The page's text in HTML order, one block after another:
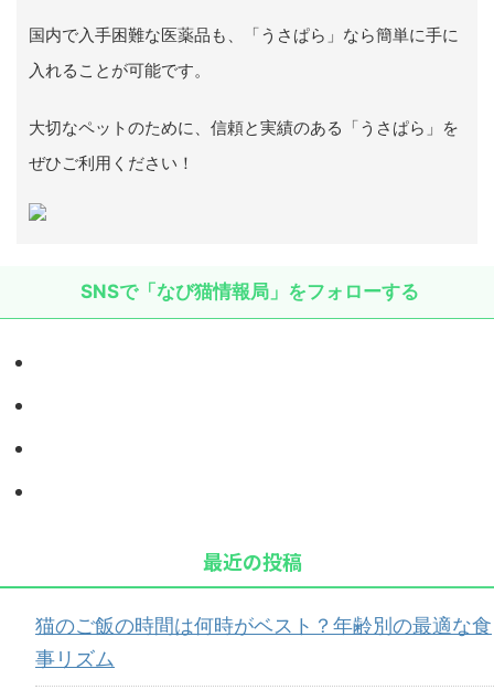
国内で入手困難な医薬品も、「うさぱら」なら簡単に手に
入れることが可能です。
大切なペットのために、信頼と実績のある「うさぱら」を
ぜひご利用ください！
SNSで「なび猫情報局」をフォローする
最近の投稿
猫のご飯の時間は何時がベスト？年齢別の最適な食
事リズム